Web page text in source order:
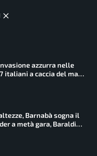
azzurra nelle
italiani a caccia del main
Barnabà sogna il
a metà gara, Baraldi